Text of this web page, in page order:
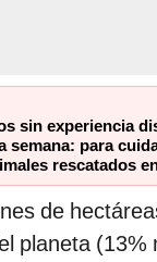
sin experiencia
semana: para
rescatados
de
planeta (13%